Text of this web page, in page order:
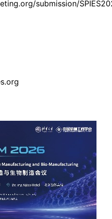
submission/